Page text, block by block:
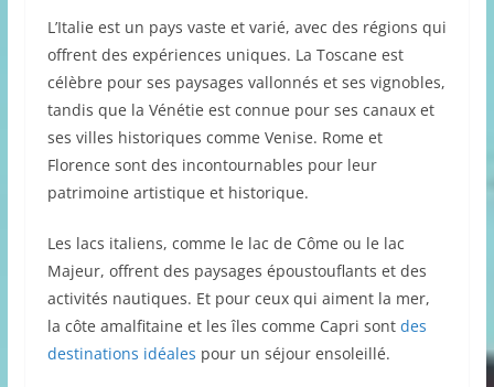
L’Italie est un pays vaste et varié, avec des régions qui
offrent des expériences uniques. La Toscane est
célèbre pour ses paysages vallonnés et ses vignobles,
tandis que la Vénétie est connue pour ses canaux et
ses villes historiques comme Venise. Rome et
Florence sont des incontournables pour leur
patrimoine artistique et historique.
Les lacs italiens, comme le lac de Côme ou le lac
Majeur, offrent des paysages époustouflants et des
activités nautiques. Et pour ceux qui aiment la mer,
la côte amalfitaine et les îles comme Capri sont des
destinations idéales pour un séjour ensoleillé.